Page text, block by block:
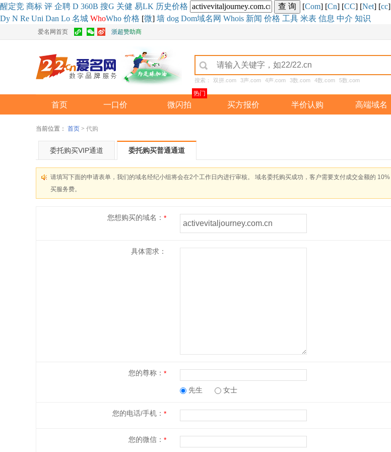
醒定竞 商标 评 企聘 D 360B 搜G 关健 易LK 历史价格 [Com] [Cn] [CC] [Net] [cc]
Dy N Re Uni Dan Lo 名城 WhoWho 价格 [微] 墙 dog Dom域名网 Whois 新闻 价格 工具 米表 信息 中介 知识